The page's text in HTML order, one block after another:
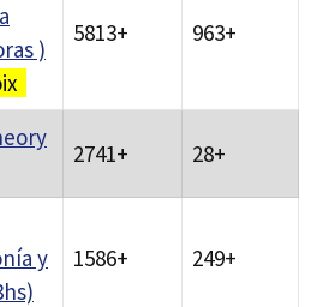
)
5813+ 963+
2741+ 28+
y
1586+ 249+